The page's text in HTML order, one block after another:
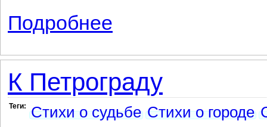
Подробнее
К Петрограду
Теги: Стихи о судьбе Стихи о городе